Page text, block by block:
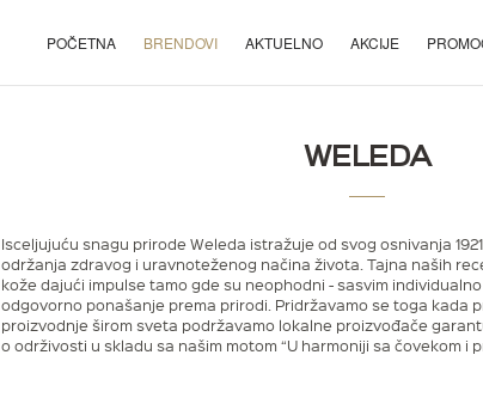
POČETNA BRENDOVI AKTUELNO AKCIJE
WELEDA
Isceljujuću snagu prirode Weleda istražuje od svog osnivanja
održanja zdravog i uravnoteženog načina života. Tajna naših
kože dajući impulse tamo gde su neophodni - sasvim
odgovorno ponašanje prema prirodi. Pridržavamo se toga kada
proizvodnje širom sveta podržavamo lokalne proizvođače
o održivosti u skladu sa našim motom “U harmoniji sa čovekom i